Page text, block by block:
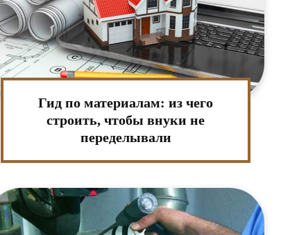
Гид по материалам: из чего
строить, чтобы внуки не
переделывали